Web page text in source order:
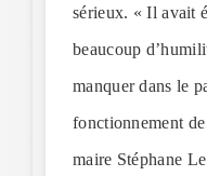
sérieux. « Il avait
beaucoup
manquer dans le
fonctionnement
maire Stéphane